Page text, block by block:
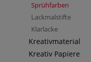
Sprühfarben
Lackmalstifte
Klarlacke
Kreativmaterial
Kreativ Papiere